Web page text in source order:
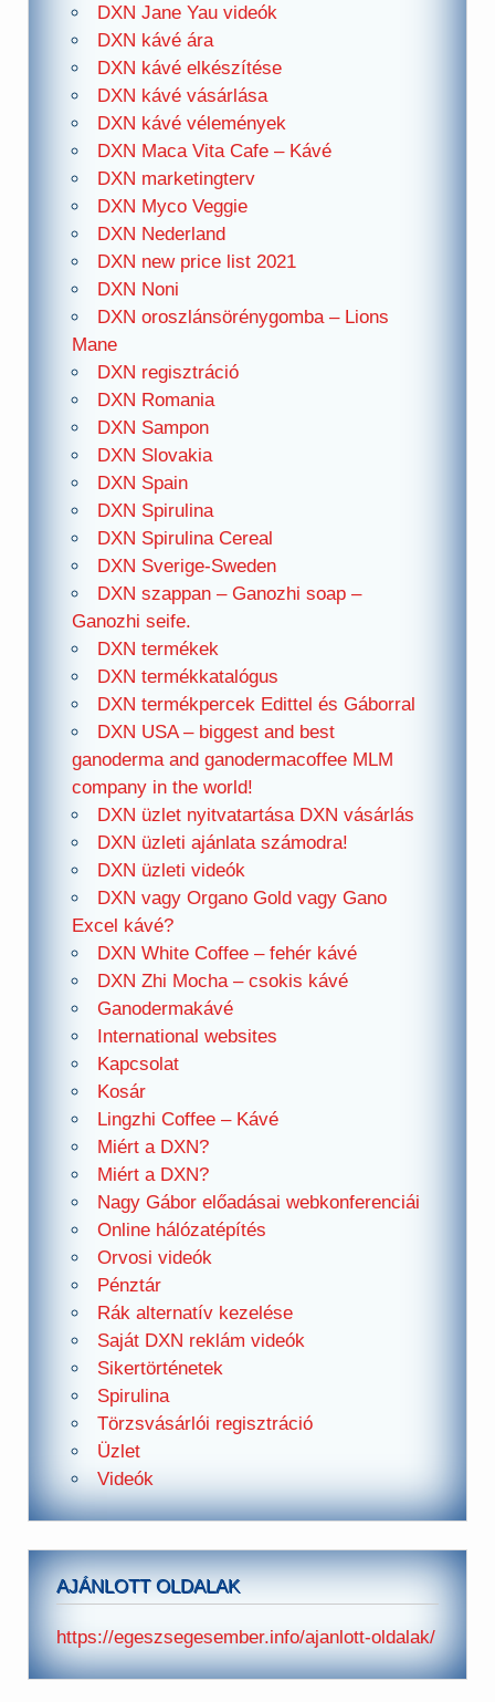
DXN Jane Yau videók
DXN kávé ára
DXN kávé elkészítése
DXN kávé vásárlása
DXN kávé vélemények
DXN Maca Vita Cafe – Kávé
DXN marketingterv
DXN Myco Veggie
DXN Nederland
DXN new price list 2021
DXN Noni
DXN oroszlánsörénygomba – Lions
Mane
DXN regisztráció
DXN Romania
DXN Sampon
DXN Slovakia
DXN Spain
DXN Spirulina
DXN Spirulina Cereal
DXN Sverige-Sweden
DXN szappan – Ganozhi soap –
Ganozhi seife.
DXN termékek
DXN termékkatalógus
DXN termékpercek Edittel és Gáborral
DXN USA – biggest and best
ganoderma and ganodermacoffee MLM
company in the world!
DXN üzlet nyitvatartása DXN vásárlás
DXN üzleti ajánlata számodra!
DXN üzleti videók
DXN vagy Organo Gold vagy Gano
Excel kávé?
DXN White Coffee – fehér kávé
DXN Zhi Mocha – csokis kávé
Ganodermakávé
International websites
Kapcsolat
Kosár
Lingzhi Coffee – Kávé
Miért a DXN?
Miért a DXN?
Nagy Gábor előadásai webkonferenciái
Online hálózatépítés
Orvosi videók
Pénztár
Rák alternatív kezelése
Saját DXN reklám videók
Sikertörténetek
Spirulina
Törzsvásárlói regisztráció
Üzlet
Videók
AJÁNLOTT OLDALAK
https://egeszsegesember.info/ajanlott-oldalak/